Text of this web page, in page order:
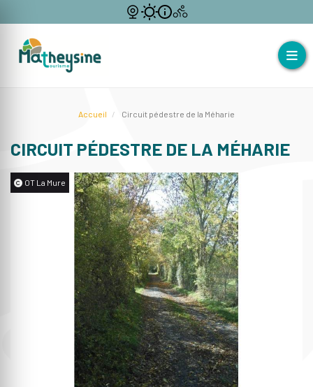
Accueil Circuit pédestre de la Méharie
CIRCUIT PÉDESTRE DE LA MÉHARIE
OT La Mure